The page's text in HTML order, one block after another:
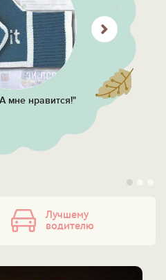
мне нравится!"
Лучшему
водителю